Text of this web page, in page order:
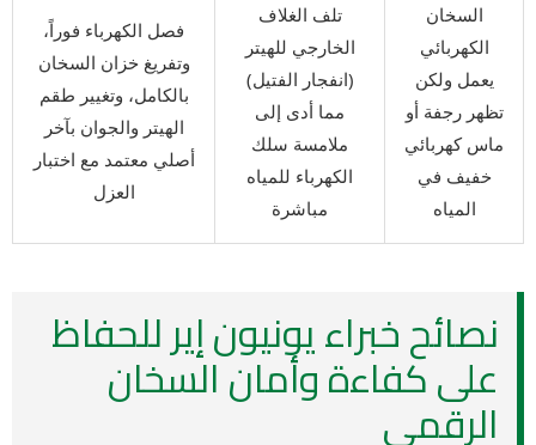
السخان
الكهربائي
يعمل ولكن
تظهر رجفة أو
ماس كهربائي
خفيف في
المياه
تلف الغلاف
الخارجي للهيتر
(انفجار الفتيل)
مما أدى إلى
ملامسة سلك
الكهرباء للمياه
مباشرة
فصل الكهرباء فوراً،
وتفريغ خزان السخان
بالكامل، وتغيير طقم
الهيتر والجوان بآخر
أصلي معتمد مع اختبار
العزل
نصائح خبراء يونيون إير للحفاظ
على كفاءة وأمان السخان
الرقمي